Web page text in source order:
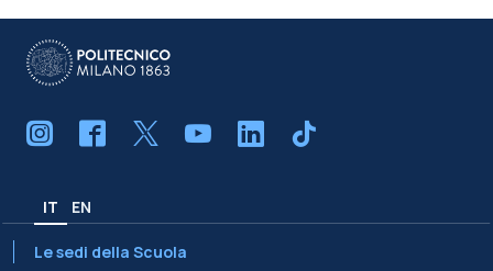
IT EN
Le sedi della Scuola